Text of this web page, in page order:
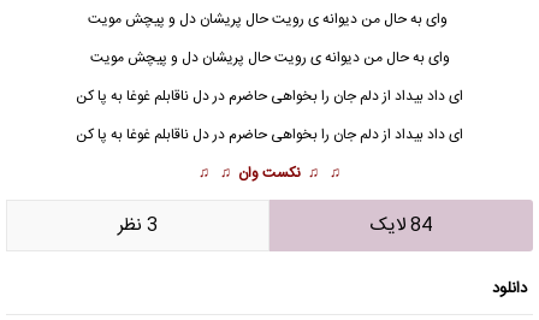
وای به حال من دیوانه ی رویت حال پریشان دل و پیچش مویت
وای به حال من دیوانه ی رویت حال پریشان دل و پیچش مویت
ای داد بیداد از دلم جان را بخواهی حاضرم در دل ناقابلم غوغا به پا کن
ای داد بیداد از دلم جان را بخواهی حاضرم در دل ناقابلم غوغا به پا کن
♫ ♫ نکست وان ♫ ♫
84 لایک 3 نظر
دانلود